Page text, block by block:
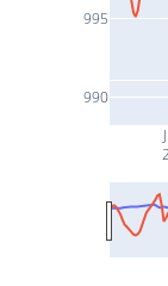
990
995